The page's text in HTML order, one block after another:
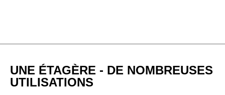
Iran(IR)
Irlande du Nord (UK) (GB)
Israël
UNE ÉTAGÈRE - DE NOMBREUSES
UTILISATIONS